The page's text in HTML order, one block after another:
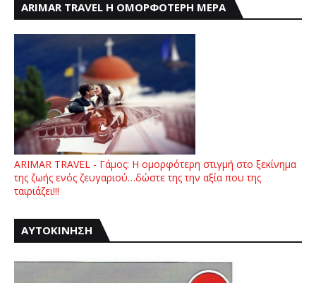
ARIMAR TRAVEL Η ΟΜΟΡΦΟΤΕΡΗ ΜΕΡΑ
ARIMAR TRAVEL - Γάμος: Η ομορφότερη στιγμή στο ξεκίνημα
της ζωής ενός ζευγαριού…δώστε της την αξία που της
ταιριάζει!!!
ΑΥΤΟΚΙΝΗΣΗ